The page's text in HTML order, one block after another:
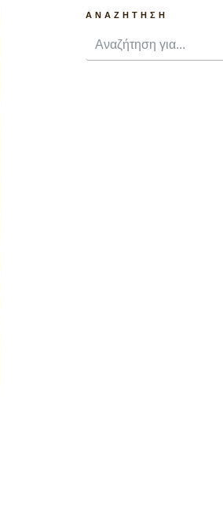
ANAZHTHΣΗ